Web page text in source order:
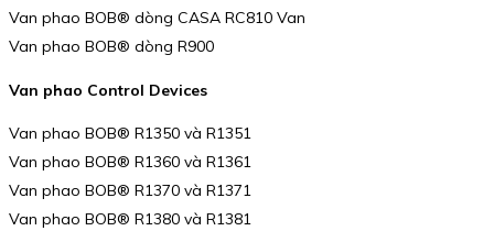
Van phao BOB® dòng CASA RC810 Van
Van phao BOB® dòng R900
Van phao Control Devices
Van phao BOB® R1350 và R1351
Van phao BOB® R1360 và R1361
Van phao BOB® R1370 và R1371
Van phao BOB® R1380 và R1381